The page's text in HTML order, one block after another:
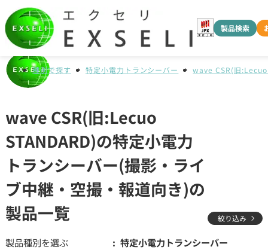
製品検索
種別で探す 特定小電力トランシーバー wave CSR(旧:Lecuo
wave CSR(旧:Lecuo
STANDARD)の特定小電力
トランシーバー(撮影・ライ
ブ中継・空撮・報道向き)の
製品一覧
絞り込み
製品種別を選ぶ
特定小電力トランシーバー